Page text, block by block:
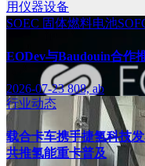
用仪器设备
SOEC 固体燃料电池
EODev与Baudouin合作
2026-07-23808, ab
行业动态
载合卡车携手捷氢科技
共推氢能重卡普及